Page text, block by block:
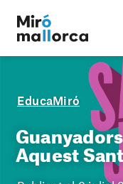
EducaMiró
Aquest